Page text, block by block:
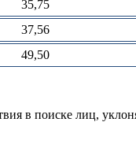
35,75
37,56
49,50
в поиске лиц,